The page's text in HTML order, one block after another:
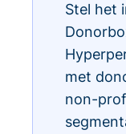
Stel het
met
non-